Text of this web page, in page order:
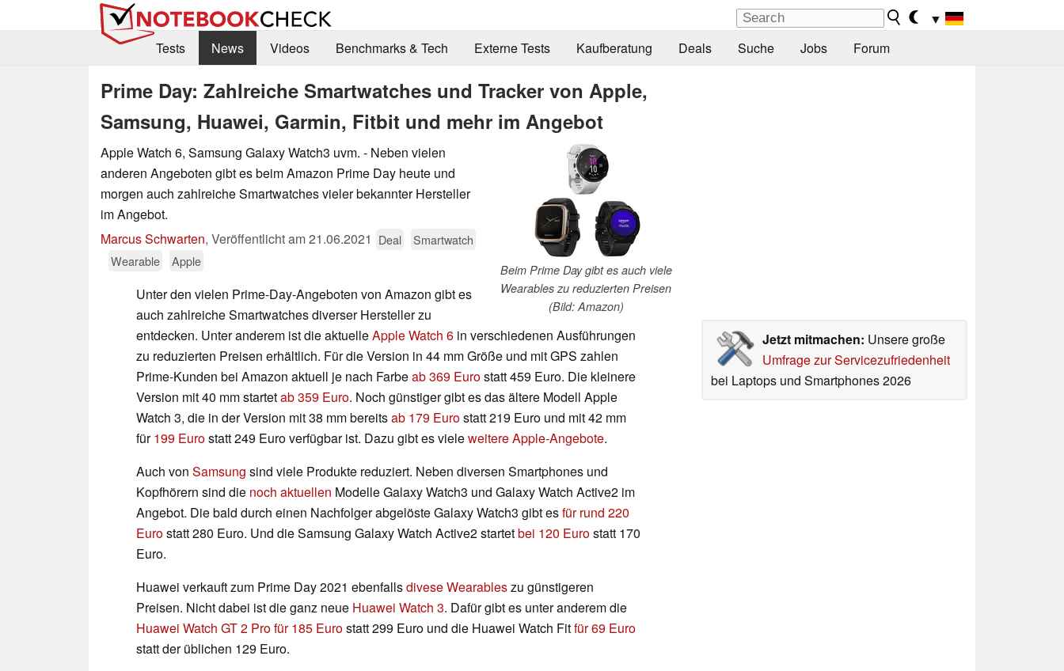
▼
Tests
News Videos Benchmarks & Tech Externe Tests Kaufberatung Deals Suche Jobs Forum
Prime Day: Zahlreiche Smartwatches und Tracker von Apple,
Samsung, Huawei, Garmin, Fitbit und mehr im Angebot
Beim Prime Day gibt es auch viele
Wearables zu reduzierten Preisen
(Bild: Amazon)
Apple Watch 6, Samsung Galaxy Watch3 uvm. - Neben vielen
anderen Angeboten gibt es beim Amazon Prime Day heute und
morgen auch zahlreiche Smartwatches vieler bekannter Hersteller
im Angebot.
Marcus Schwarten, Veröffentlicht am21.06.2021 Deal
Smartwatch
Wearable
Apple
Jetzt mitmachen: Unsere große
Umfrage zur Servicezufriedenheit
bei Laptops und Smartphones 2026
Unter den vielen Prime-Day-Angeboten von Amazon gibt es
auch zahlreiche Smartwatches diverser Hersteller zu
entdecken. Unter anderem ist die aktuelleApple Watch 6 in verschiedenen Ausführungen
zu reduzierten Preisen erhältlich. Für die Version in 44 mm Größe und mit GPS zahlen
Prime-Kunden bei Amazon aktuell je nach Farbeab 369 Eurostatt 459 Euro. Die kleinere
Version mit 40 mm startetab 359 Euro. Noch günstiger gibt es das ältere Modell Apple
Watch 3, die in der Version mit 38 mm bereitsab 179 Eurostatt 219 Euro und mit 42 mm
für199 Eurostatt 249 Euro verfügbar ist. Dazu gibt es vieleweitere Apple-Angebote.
Auch von Samsung sind viele Produkte reduziert. Neben diversen Smartphones und
Kopfhörern sind die noch aktuellen Modelle Galaxy Watch3 und Galaxy Watch Active2 im
Angebot. Die bald durch einen Nachfolger abgelöste Galaxy Watch3 gibt esfür rund 220
Eurostatt 280 Euro. Und die Samsung Galaxy Watch Active2 startetbei 120 Eurostatt 170
Euro.
Huawei verkauft zum Prime Day 2021 ebenfallsdivese Wearableszu günstigeren
Preisen. Nicht dabei ist die ganz neue Huawei Watch 3. Dafür gibt es unter anderem die
Huawei Watch GT 2 Profür 185 Eurostatt 299 Euro und die Huawei Watch Fitfür 69 Euro
statt der üblichen 129 Euro.